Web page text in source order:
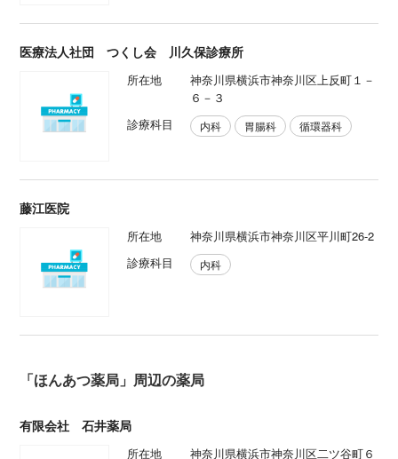
医療法人社団 つくし会 川久保診療所
所在地
神奈川県横浜市神奈川区上反町１－
６－３
診療科目
内科 胃腸科 循環器科
藤江医院
所在地
神奈川県横浜市神奈川区平川町26-2
診療科目
内科
「ほんあつ薬局」周辺の薬局
有限会社 石井薬局
所在地 神奈川県横浜市神奈川区二ツ谷町６